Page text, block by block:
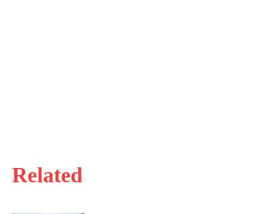
Related